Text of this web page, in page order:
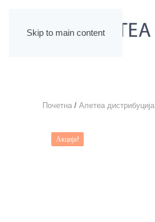
Skip to main content
Почетна / Алетеа дистрибуција
Акција!